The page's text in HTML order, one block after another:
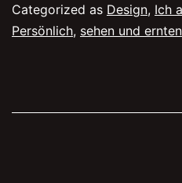
Categorized as Design, Ich
Persönlich, sehen und ernten